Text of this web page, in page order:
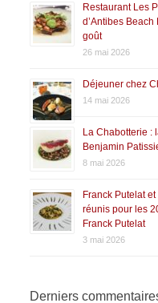
Restaurant Les
d’Antibes Beach
goût
26 mai 2026
Déjeuner chez
14 mai 2026
La Chabotterie :
Benjamin
8 mai 2026
Franck Putelat
réunis pour les
Franck Putelat
3 mai 2026
Derniers